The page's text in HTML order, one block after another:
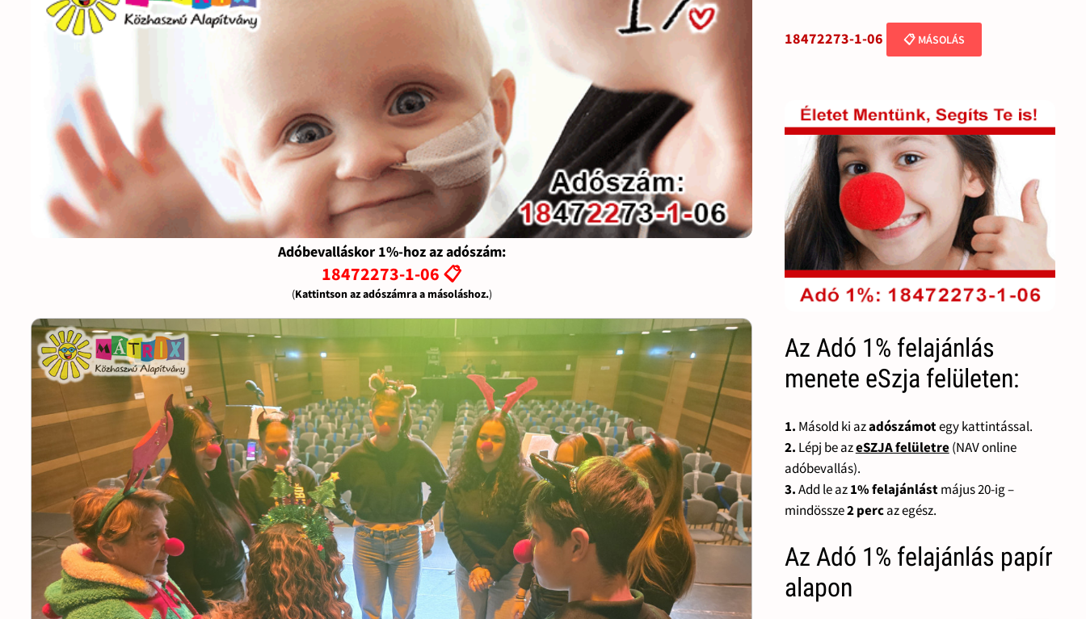
Adóbevalláskor 1%-hoz az adószám:
18472273-1-06 📋
(Kattintson az adószámra a másoláshoz.)
18472273-1-06 📋 MÁSOLÁS
Az Adó 1% felajánlás
menete eSzja felületen:
1. Másold ki azadószámotegy kattintással.
2. Lépj be azeSZJA felületre(NAV online
adóbevallás).
3.Add le az1% felajánlástmájus 20-ig –
mindössze2 percaz egész.
Az Adó 1% felajánlás papír
alapon